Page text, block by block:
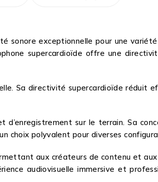
sonore exceptionnelle pour une variété
supercardioïde offre une
Sa directivité supercardioïde réduit
sur le terrain. Sa
choix polyvalent pour diverses
aux créateurs de contenu et aux
audiovisuelle immersive et